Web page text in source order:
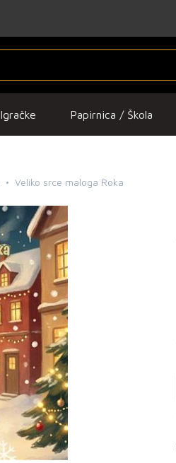
Igračke Papirnica / Škola
Veliko srce maloga Roka